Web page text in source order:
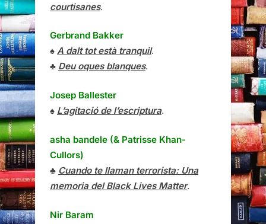
courtisanes.
Gerbrand Bakker
♠ A dalt tot està tranquil.
♣ Deu oques blanques.
Josep Ballester
♠ L’agitació de l’escriptura.
asha bandele (& Patrisse Khan-
Cullors)
♣ Cuando te llaman terrorista: Una
memoria del Black Lives Matter.
Nir Baram